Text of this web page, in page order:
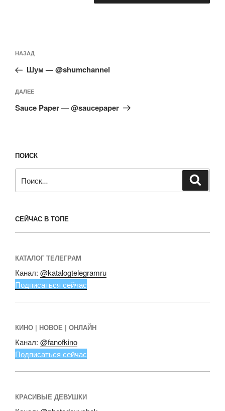
по
записям
Предыдущая
запись:
НАЗАД
Шум — @shumchannel
Следующая
запись
ДАЛЕЕ
Sauce Paper — @saucepaper
ПОИСК
СЕЙЧАС В ТОПЕ
КАТАЛОГ ТЕЛЕГРАМ
Канал: @katalogtelegramru
Подписаться сейчас
КИНО | НОВОЕ | ОНЛАЙН
Канал: @fanofkino
Подписаться сейчас
КРАСИВЫЕ ДЕВУШКИ